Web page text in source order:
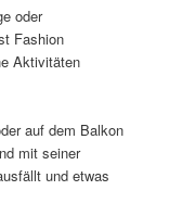
oder
Fashion
Aktivitäten
auf dem Balkon
mit seiner
und etwas